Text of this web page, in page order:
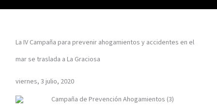
La IV Campaña para prevenir ahogamientos y accidentes en el
mar se traslada a La Graciosa
viernes, 3 julio, 2020